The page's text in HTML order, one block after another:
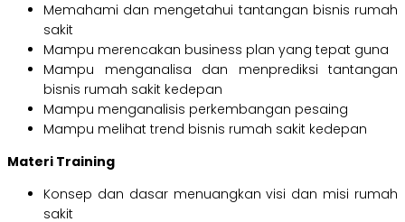
Memahami dan mengetahui tantangan bisnis rumah
sakit
Mampu merencakan business plan yang tepat guna
Mampu menganalisa dan menprediksi tantangan
bisnis rumah sakit kedepan
Mampu menganalisis perkembangan pesaing
Mampu melihat trend bisnis rumah sakit kedepan
Materi Training
Konsep dan dasar menuangkan visi dan misi rumah
sakit